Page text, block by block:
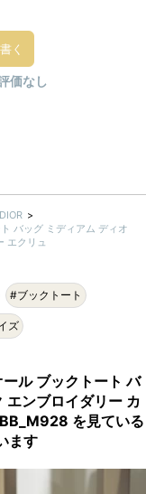
く
価なし
バッグ ミディアム ディオ
エクリュ
#ブックトート
ズ
ル ブックトート バ
エンブロイダリー カ
を見ている
ます